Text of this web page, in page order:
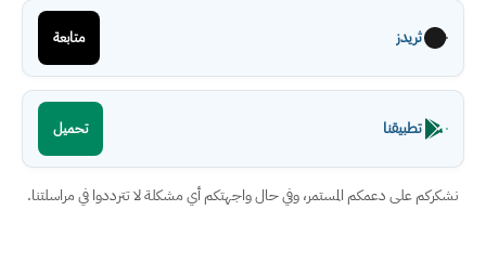
ثريدز متابعة
تطبيقنا تحميل
نشكركم على دعمكم المستمر، وفي حال واجهتكم أي مشكلة لا تترددوا في مراسلتنا.